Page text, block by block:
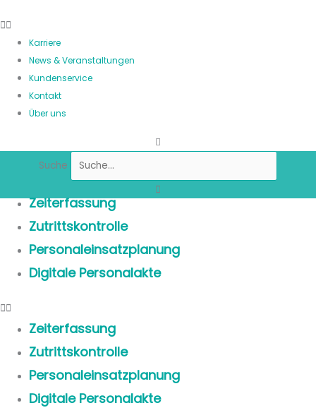
Karriere
News & Veranstaltungen
Kundenservice
Kontakt
Über uns
Suche
Zeiterfassung
Zutrittskontrolle
Personaleinsatzplanung
Digitale Personalakte
Zeiterfassung
Zutrittskontrolle
Personaleinsatzplanung
Digitale Personalakte